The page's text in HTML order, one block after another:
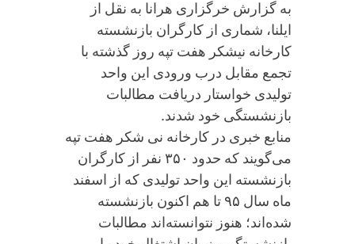
به گزارش خرگزاری هرانا به نقل از
ایلنا، شماری از کارگران بازنشسته
کارخانه نیشکر هفت تپه روز گذشته با
تجمع مقابل درب ورودی این واحد
تولیدی خواستار دریافت مطالبات
بازنشستگی خود شدند.
منابع خبری در کارخانه نی شکر هفت تپه
می‌گویند که حدود ۳۵۰ نفر از کارگران
بازنشسته این واحد تولیدی که از اسفند
ماه سال ۹۵ تا هم اکنون بازنشسته
شده‌اند؛ هنوز نتوانسته‌اند مطالبات